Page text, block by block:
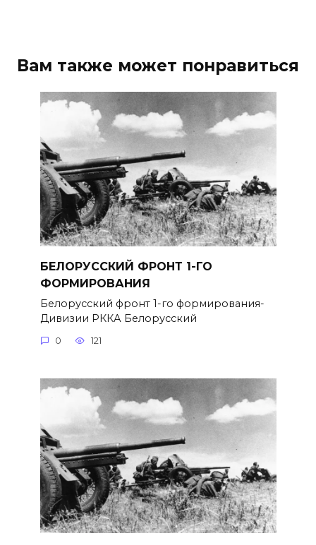
Вам также может понравиться
БЕЛОРУССКИЙ ФРОНТ 1-ГО
ФОРМИРОВАНИЯ
Белорусский фронт 1-го формирования-
Дивизии РККА Белорусский
0 121